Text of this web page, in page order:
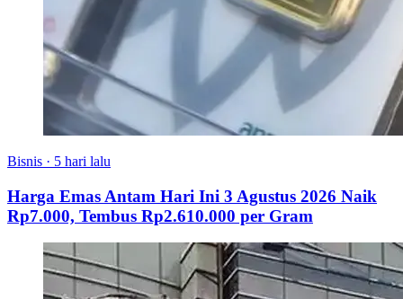
Bisnis · 5 hari lalu
Harga Emas Antam Hari Ini 3 Agustus 2026 Naik
Rp7.000, Tembus Rp2.610.000 per Gram